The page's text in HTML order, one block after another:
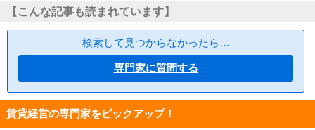
【こんな記事も読まれています】
検索して見つからなかったら…
専門家に質問する
賃貸経営の専門家をピックアップ！